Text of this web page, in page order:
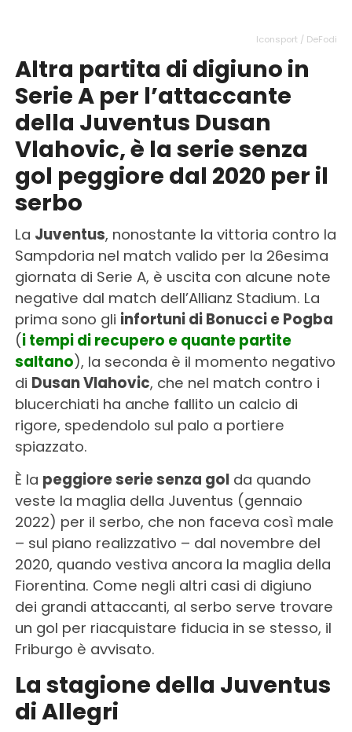
Iconsport / DeFodi
Altra partita di digiuno in
Serie A per l’attaccante
della Juventus Dusan
Vlahovic, è la serie senza
gol peggiore dal 2020 per il
serbo
La Juventus, nonostante la vittoria contro la
Sampdoria nel match valido per la 26esima
giornata di Serie A, è uscita con alcune note
negative dal match dell’Allianz Stadium. La
prima sono gli infortuni di Bonucci e Pogba
(i tempi di recupero e quante partite
saltano), la seconda è il momento negativo
di Dusan Vlahovic, che nel match contro i
blucerchiati ha anche fallito un calcio di
rigore, spedendolo sul palo a portiere
spiazzato.
È la peggiore serie senza golda quando
veste la maglia della Juventus (gennaio
2022) per il serbo, che non faceva così male
– sul piano realizzativo – dal novembre del
2020, quando vestiva ancora la maglia della
Fiorentina. Come negli altri casi di digiuno
dei grandi attaccanti, al serbo serve trovare
un gol per riacquistare fiducia in se stesso, il
Friburgo è avvisato.
La stagione della Juventus
di Allegri